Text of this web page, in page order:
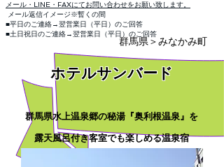
メール・LINE・FAXにてお問い合わせをお願い致します。
メール返信イメージ※暫くの間
■平日のご連絡→翌営業日（平日）のご回答
■土日祝日のご連絡→翌営業日（平日）のご回答
群馬県＞みなかみ町
​ホテルサンバード
群馬県水上温泉郷の秘湯『奥利根温泉』を
露天風呂付き客室でも楽しめる温泉宿